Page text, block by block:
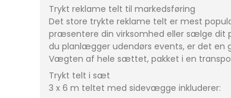
Trykt reklame telt til markedsføring
Det store trykte reklame telt er mest
præsentere din virksomhed eller sælge dit
du planlægger udendørs events, er det en
Vægten af hele sættet, pakket i en
Trykt telt i sæt
3 x 6 m teltet med sidevægge inkluderer: